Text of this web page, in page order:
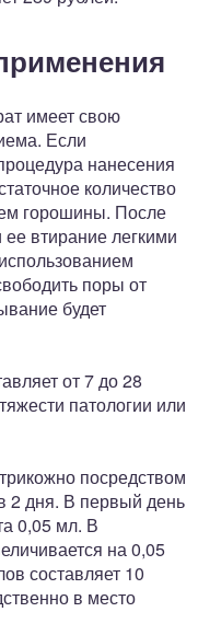
имеет свою
Если
нанесения
количество
горошины. После
втирание легкими
поры от
будет
от 7 до 28
патологии или
посредством
2 дня. В первый день
0,05 мл. В
на 0,05
составляет 10
в место